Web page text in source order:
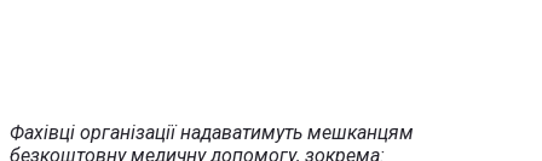
Фахівці організації надаватимуть мешканцям
безкоштовну медичну допомогу, зокрема: